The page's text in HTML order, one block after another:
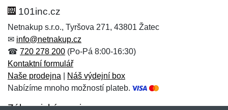
Hodnocení:
Jméno: *
Jméno:
E-mail:*
101inc.cz
Netnakup s.r.o., Tyršova 271, 43801 Žatec
✉ info@netnakup.cz
☎ 720 278 200 (Po-Pá 8:00-16:30)
Kontaktní formulář
Naše prodejna
Náš výdejní box
Nabízíme mnoho možností plateb.
Zákaznický servis